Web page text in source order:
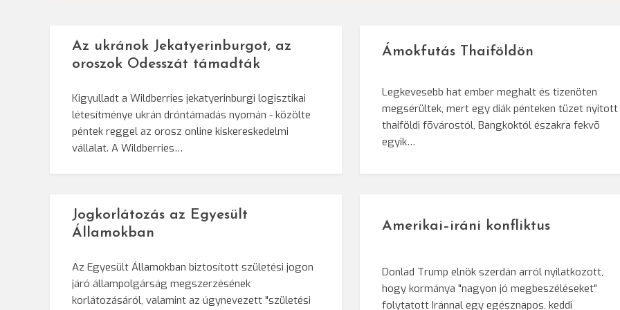
Az ukránok Jekatyerinburgot, az
oroszok Odesszát támadták
Kigyulladt a Wildberries jekatyerinburgi logisztikai
létesítménye ukrán dróntámadás nyomán - közölte
péntek reggel az orosz online kiskereskedelmi
vállalat. A Wildberries…
Ámokfutás Thaiföldön
Legkevesebb hat ember meghalt és tizenöten
megsérültek, mert egy diák pénteken tüzet nyitott
thaiföldi fõvárostól, Bangkoktól északra fekvõ
egyik…
Jogkorlátozás az Egyesült
Államokban
Az Egyesült Államokban biztosított születési jogon
járó állampolgárság megszerzésének
korlátozásáról, valamint az úgynevezett "születési
Amerikai–iráni konfliktus
Donlad Trump elnök szerdán arról nyilatkozott,
hogy kormánya "nagyon jó megbeszéléseket"
folytatott Iránnal egy egésznapos, keddi